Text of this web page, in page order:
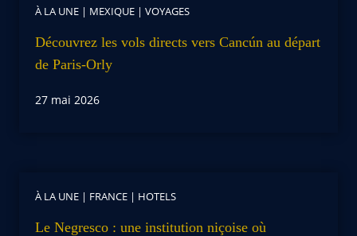
À LA UNE | MEXIQUE | VOYAGES
Découvrez les vols directs vers Cancún au départ
de Paris-Orly
27 mai 2026
À LA UNE | FRANCE | HOTELS
Le Negresco : une institution niçoise où